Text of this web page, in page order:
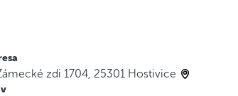
zdi 1704, 25301 Hostivice